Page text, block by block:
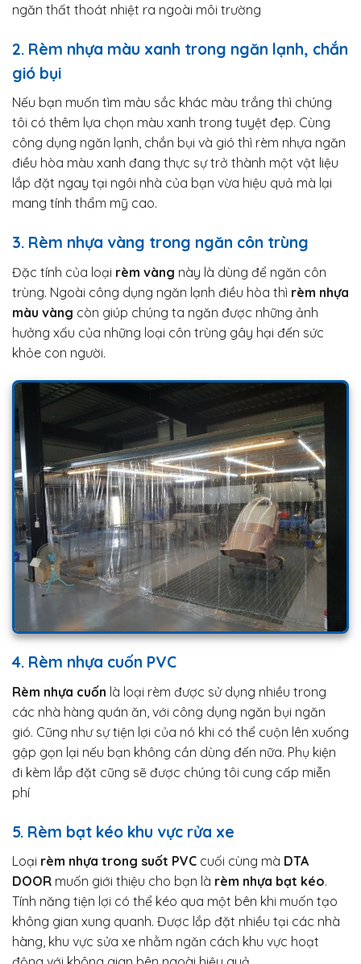
ngăn thất thoát nhiệt ra ngoài môi trường
2. Rèm nhựa màu xanh trong ngăn lạnh, chắn
gió bụi
Nếu bạn muốn tìm màu sắc khác màu trắng thì chúng
tôi có thêm lựa chọn màu xanh trong tuyệt đẹp. Cùng
công dụng ngăn lạnh, chắn bụi và gió thì rèm nhựa ngăn
điều hòa màu xanh đang thực sự trở thành một vật liệu
lắp đặt ngay tại ngôi nhà của bạn vừa hiệu quả mà lại
mang tính thẩm mỹ cao.
3. Rèm nhựa vàng trong ngăn côn trùng
Đặc tính của loại rèm vàng này là dùng để ngăn côn
trùng. Ngoài công dụng ngăn lạnh điều hòa thì rèm nhựa
màu vàng còn giúp chúng ta ngăn được những ảnh
hưởng xấu của những loại côn trùng gây hại đến sức
khỏe con người.
4. Rèm nhựa cuốn PVC
Rèm nhựa cuốn là loại rèm được sử dụng nhiều trong
các nhà hàng quán ăn, với công dụng ngăn bụi ngăn
gió. Cũng như sự tiện lợi của nó khi có thể cuộn lên xuống
gập gọn lại nếu bạn không cần dùng đến nữa. Phụ kiện
đi kèm lắp đặt cũng sẽ được chúng tôi cung cấp miễn
phí
5. Rèm bạt kéo khu vực rửa xe
Loại rèm nhựa trong suốt PVC cuối cùng mà DTA
DOOR muốn giới thiệu cho bạn là rèm nhựa bạt kéo.
Tính năng tiện lợi có thể kéo qua một bên khi muốn tạo
không gian xung quanh. Được lắp đặt nhiều tại các nhà
hàng, khu vực sửa xe nhằm ngăn cách khu vực hoạt